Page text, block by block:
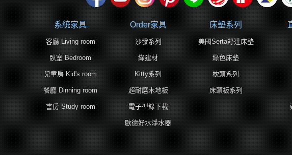
系統家具
客廳 Living room
臥室 Bedroom
兒童房 Kid's room
餐廳 Dinning room
書房 Study room
Order家具
沙發系列
綠建材
Kitty系列
超耐磨木地板
電子型錄下載
歐德好水淨水器
床墊系列
美國Serta舒達床墊
綠色床墊
枕頭系列
床頭板系列